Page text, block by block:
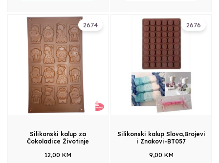
2674
Silikonski kalup za
Čokoladice Životinje
12,00 KM
2676
Silikonski kalup Slova,Brojevi
i Znakovi-BT057
9,00 KM